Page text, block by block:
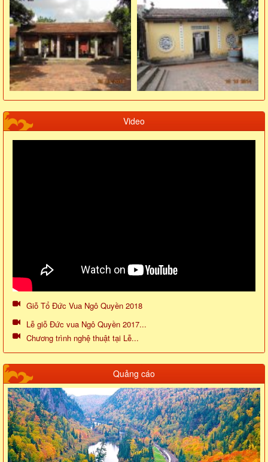
Video
Giỗ Tổ Đức Vua Ngô Quyền 2018
Lễ giỗ Đức vua Ngô Quyền 2017...
Chương trình nghệ thuật tại Lễ...
Quảng cáo